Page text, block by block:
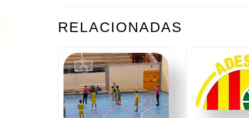
ENTRADAS
anterior:
RELACIONADAS